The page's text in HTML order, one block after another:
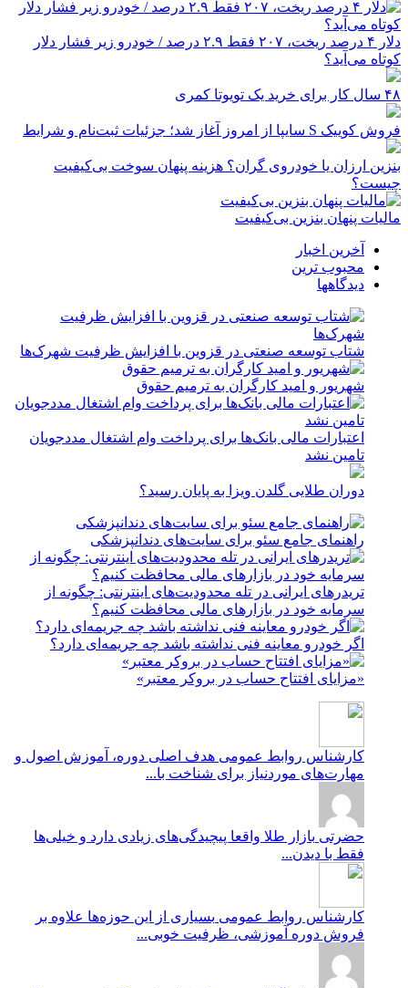
دلار ۴ درصد ریخت، ۲۰۷ فقط ۲.۹ درصد / خودرو زیر فشار دلار
کوتاه می‌آید؟
۴۸ سال کار برای خرید یک تویوتا کمری
فروش کوییک S سایپا از امروز آغاز شد؛ جزئیات ثبت‌نام و شرایط
بنزین ارزان یا خودروی گران؟ هزینه پنهان سوخت بی‌کیفیت
چیست؟
مالیات پنهان بنزین بی‌کیفیت
آخرین اخبار
محبوب ترین
دیدگاهها
شتاب توسعه صنعتی در قزوین با افزایش ظرفیت شهرک‌ها
شهریور و امید کارگران به ترمیم حقوق
اعتبارات مالی بانک‌ها برای پرداخت وام اشتغال مددجویان
تامین نشد
دوران طلایی گلدن ویزا به پایان رسید؟
راهنمای جامع سئو برای سایت‌های دندانپزشکی
تریدرهای ایرانی در تله محدودیت‌های اینترنتی: چگونه از
سرمایه خود در بازارهای مالی محافظت کنیم؟
اگر خودرو معاینه فنی نداشته باشد چه جریمه‌ای دارد؟
«مزایای افتتاح حساب در بروکر معتبر»
کارشناس روابط عمومی هدف اصلی دوره، آموزش اصول و
مهارت‌های موردنیاز برای شناخت با...
حضرتی بازار طلا واقعا پیچیدگی‌های زیادی دارد و خیلی‌ها
فقط با دیدن...
کارشناس روابط عمومی بسیاری از این حوزه‌ها علاوه بر
فروش دوره آموزشی، ظرفیت خوبی...